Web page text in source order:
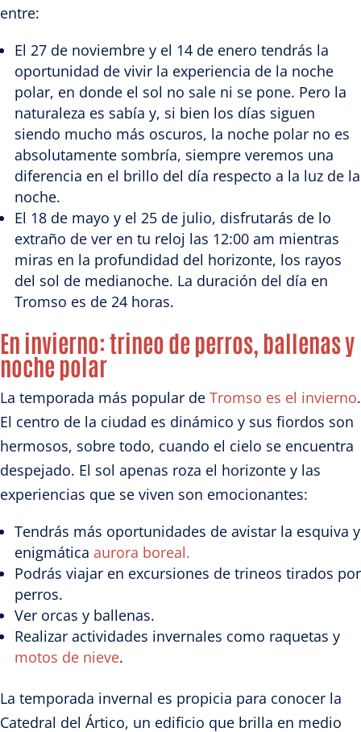
entre:
El 27 de noviembre y el 14 de enero tendrás la
oportunidad de vivir la experiencia de la noche
polar, en donde el sol no sale ni se pone. Pero la
naturaleza es sabía y, si bien los días siguen
siendo mucho más oscuros, la noche polar no es
absolutamente sombría, siempre veremos una
diferencia en el brillo del día respecto a la luz de la
noche.
El 18 de mayo y el 25 de julio, disfrutarás de lo
extraño de ver en tu reloj las 12:00 am mientras
miras en la profundidad del horizonte, los rayos
del sol de medianoche. La duración del día en
Tromso es de 24 horas.
En invierno: trineo de perros, ballenas y
noche polar
La temporada más popular de Tromso es el invierno.
El centro de la ciudad es dinámico y sus fiordos son
hermosos, sobre todo, cuando el cielo se encuentra
despejado. El sol apenas roza el horizonte y las
experiencias que se viven son emocionantes:
Tendrás más oportunidades de avistar la esquiva y
enigmática aurora boreal.
Podrás viajar en excursiones de trineos tirados por
perros.
Ver orcas y ballenas.
Realizar actividades invernales como raquetas y
motos de nieve.
La temporada invernal es propicia para conocer la
Catedral del Ártico, un edificio que brilla en medio